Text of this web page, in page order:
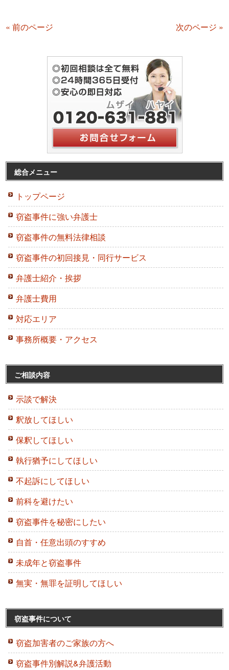
« 前のページ 次のページ »
総合メニュー
トップページ
窃盗事件に強い弁護士
窃盗事件の無料法律相談
窃盗事件の初回接見・同行サービス
弁護士紹介・挨拶
弁護士費用
対応エリア
事務所概要・アクセス
ご相談内容
示談で解決
釈放してほしい
保釈してほしい
執行猶予にしてほしい
不起訴にしてほしい
前科を避けたい
窃盗事件を秘密にしたい
自首・任意出頭のすすめ
未成年と窃盗事件
無実・無罪を証明してほしい
窃盗事件について
窃盗加害者のご家族の方へ
窃盗事件別解説&弁護活動